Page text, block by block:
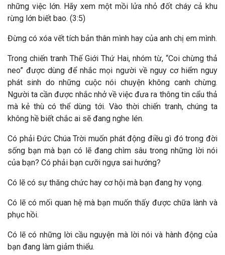
những việc lớn. Hãy xem một mồi lửa nhỏ đốt cháy cả khu
rừng lớn biết bao. (3:5)
Đừng có xóa vết tích bản thân mình hay của anh chị em mình.
Trong chiến tranh Thế Giới Thứ Hai, nhóm từ, “Coi chừng thả
neo” được dùng để nhắc mọi người về nguy cơ hiểm nguy
phát sinh do những cuộc nói chuyện không canh chừng.
Người ta cần được nhắc nhở về việc đưa ra thông tin cẩu thả
mà kẻ thù có thể dùng tới. Vào thời chiến tranh, chúng ta
không hề biết chắc ai sẽ đang nghe lén.
Có phải Đức Chúa Trời muốn phát động điều gì đó trong đời
sống bạn mà bạn có lẽ đang chìm sâu trong những lời nói
của bạn? Có phải bạn cưỡi ngựa sai hướng?
Có lẽ có sự thăng chức hay cơ hội mà bạn đang hy vọng.
Có lẽ có mối quan hệ mà bạn muốn thấy được chữa lành và
phục hồi.
Có lẽ có những lời cầu nguyện mà lời nói và hành động của
bạn đang làm giảm thiểu.